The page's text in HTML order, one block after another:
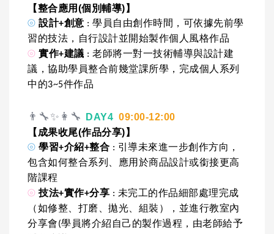
【整合應用(個別輔導)】
⦾ 設計+創意 : 學員自由創作時間，可依據先前學
習的技法，自行設計並開始製作個人風格作品
⦾ 實作+建議 : 老師將一對一技術輔導與設計建
議，協助學員整合前幾堂課所學，完成個人系列
中的3~5件作品
👨‍🔧✨👩‍🔧 DAY4 09:00-12:00
【成果收尾(作品分享)】
⦾ 學習+介紹+整合 : 引導未來進一步創作方向，
包含如何整合系列、應用於商品設計或銜接更高
階課程
⦾ 技法+實作+分享 : 未完工的作品細部處理完成
（如修整、打磨、拋光、組裝），並進行教室內
分享會(學員將介紹自己的製作過程，由老師給予